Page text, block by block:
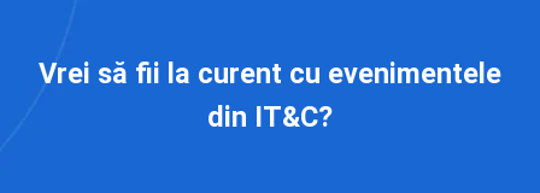
Vrei să fii la curent cu evenimentele
din IT&C?